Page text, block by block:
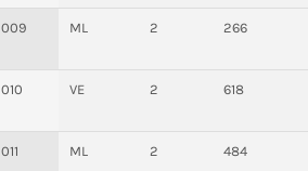
009 ML 2 266
010 VE 2 618
011 ML 2 484